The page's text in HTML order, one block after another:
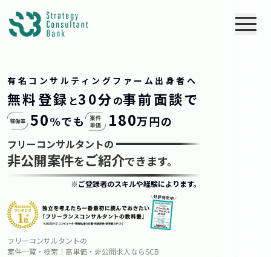
有名コンサルティングファーム出身者へ
無料登録 と30分の事前面談で
50%でも 180万円の
フリーコンサルタントの
非公開案件をご紹介できます。
※ご登録者のスキルや経験によります。
フリーコンサルタントの
案件一覧・検索｜高単価・非公開求人ならSCB